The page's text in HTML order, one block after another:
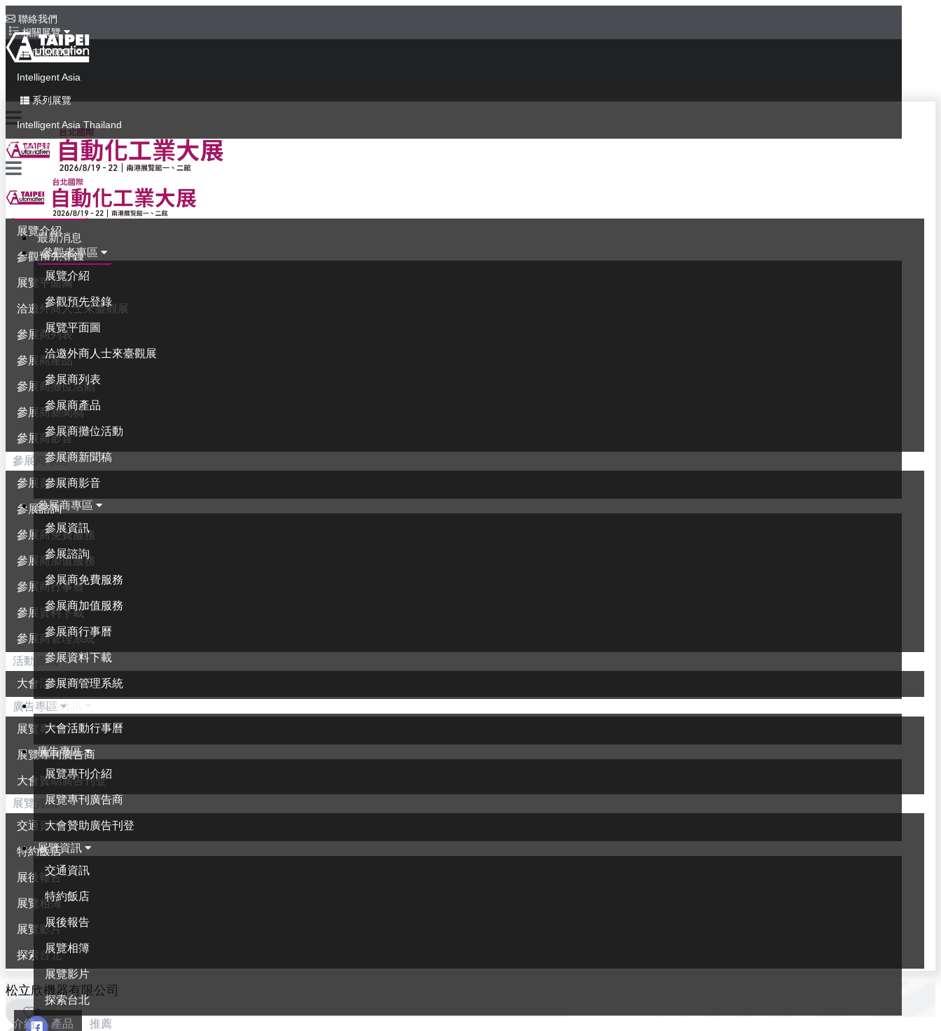
聯絡我們
相關展覽
同期展覽
Intelligent Asia
系列展覽
Intelligent Asia Thailand
English
最新消息
參觀者專區
展覽介紹
參觀預先登錄
展覽平面圖
洽邀外商人士來臺觀展
參展商列表
參展商產品
參展商攤位活動
參展商新聞稿
參展商影音
參展商專區
參展資訊
參展諮詢
參展商免費服務
參展商加值服務
參展商行事曆
參展資料下載
參展商管理系統
活動資訊
大會活動行事曆
廣告專區
展覽專刊介紹
展覽專刊廣告商
大會贊助廣告刊登
展覽資訊
交通資訊
特約飯店
展後報告
展覽相簿
展覽影片
探索台北
最新消息
參觀者專區
展覽介紹
參觀預先登錄
展覽平面圖
洽邀外商人士來臺觀展
參展商列表
參展商產品
參展商攤位活動
參展商新聞稿
參展商影音
參展商專區
參展資訊
參展諮詢
參展商免費服務
參展商加值服務
參展商行事曆
參展資料下載
參展商管理系統
活動資訊
大會活動行事曆
廣告專區
展覽專刊介紹
展覽專刊廣告商
大會贊助廣告刊登
展覽資訊
交通資訊
特約飯店
展後報告
展覽相簿
展覽影片
探索台北
松立欣機器有限公司
0
介紹 產品 推薦